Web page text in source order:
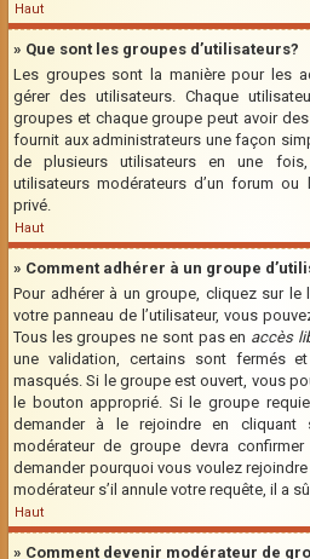
Haut
» Que sont les groupes d’utilisateurs?
Les groupes sont la manière pour les
gérer des utilisateurs. Chaque
groupes et chaque groupe peut avoir
fournit aux administrateurs une façon
de plusieurs utilisateurs en une
utilisateurs modérateurs d’un forum
privé.
Haut
» Comment adhérer à un groupe
Pour adhérer à un groupe, cliquez sur le
votre panneau de l’utilisateur, vous
Tous les groupes ne sont pas en accès
une validation, certains sont fermés
masqués. Si le groupe est ouvert, vous
le bouton approprié. Si le groupe
demander à le rejoindre en cliquant
modérateur de groupe devra
demander pourquoi vous voulez
modérateur s’il annule votre requête, il a
Haut
» Comment devenir modérateur de